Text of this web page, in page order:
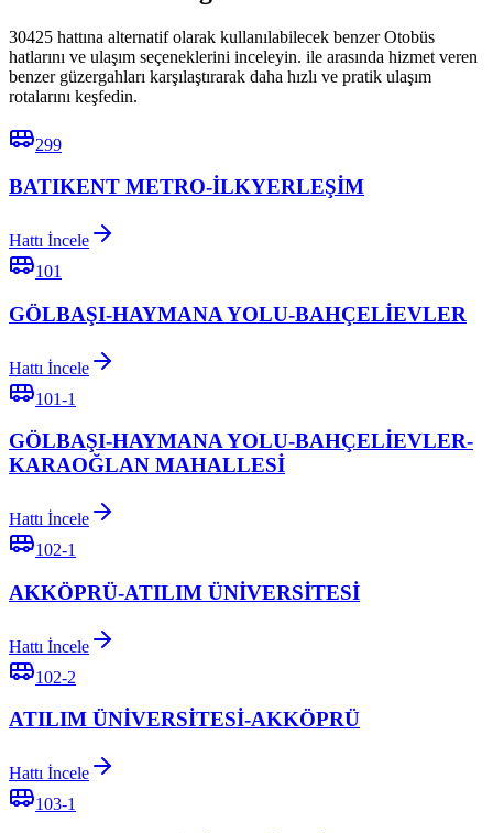
30425 hattına alternatif olarak kullanılabilecek benzer Otobüs
hatlarını ve ulaşım seçeneklerini inceleyin. ile arasında hizmet veren
benzer güzergahları karşılaştırarak daha hızlı ve pratik ulaşım
rotalarını keşfedin.
299
BATIKENT METRO-İLKYERLEŞİM
Hattı İncele
101
GÖLBAŞI-HAYMANA YOLU-BAHÇELİEVLER
Hattı İncele
101-1
GÖLBAŞI-HAYMANA YOLU-BAHÇELİEVLER-
KARAOĞLAN MAHALLESİ
Hattı İncele
102-1
AKKÖPRÜ-ATILIM ÜNİVERSİTESİ
Hattı İncele
102-2
ATILIM ÜNİVERSİTESİ-AKKÖPRÜ
Hattı İncele
103-1